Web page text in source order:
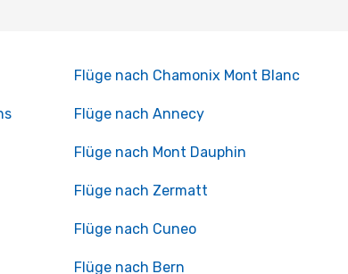
Flüge nach Chamonix Mont Blanc
Flüge nach Annecy
Flüge nach Mont Dauphin
Flüge nach Zermatt
Flüge nach Cuneo
Flüge nach Bern